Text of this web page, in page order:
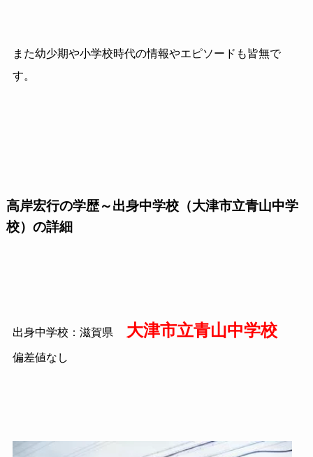
また幼少期や小学校時代の情報やエピソードも皆無で
す。
高岸宏行の学歴～出身中学校（大津市立青山中学
校）の詳細
出身中学校：滋賀県 大津市立青山中学校
偏差値なし